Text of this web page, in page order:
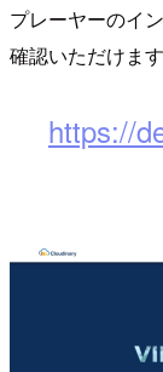
プレーヤーのイ
確認いただけます
https://